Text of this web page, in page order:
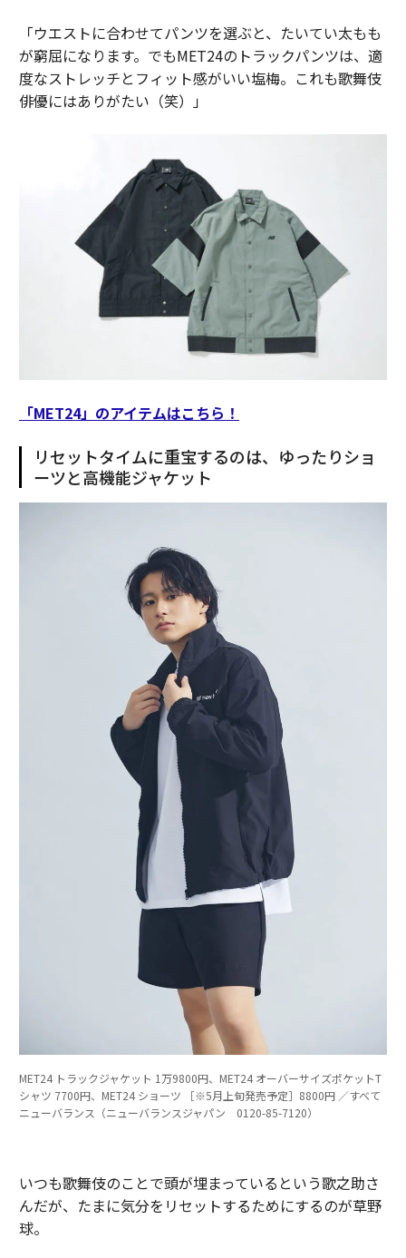
「ウエストに合わせてパンツを選ぶと、たいてい太もも
が窮屈になります。でもMET24のトラックパンツは、適
度なストレッチとフィット感がいい塩梅。これも歌舞伎
俳優にはありがたい（笑）」
「MET24」のアイテムはこちら！
リセットタイムに重宝するのは、ゆったりショ
ーツと高機能ジャケット
MET24 トラックジャケット 1万9800円、MET24 オーバーサイズポケットT
シャツ 7700円、MET24 ショーツ ［※5月上旬発売予定］8800円 ／すべて
ニューバランス（ニューバランスジャパン 0120-85-7120）
いつも歌舞伎のことで頭が埋まっているという歌之助さ
んだが、たまに気分をリセットするためにするのが草野
球。